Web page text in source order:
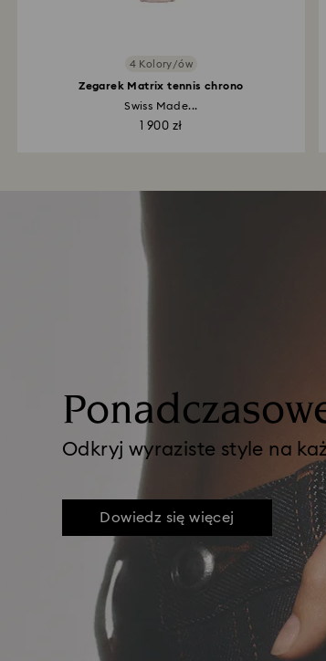
4 Kolory/ów
Zegarek Matrix tennis chrono
Swiss Made...
1 900 zł
Odkryj wyraziste style na
Dowiedz się więcej